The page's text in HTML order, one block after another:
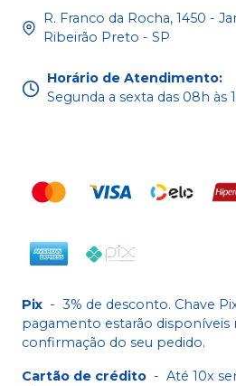
R. Franco da Rocha, 1450 -
Ribeirão Preto - SP
Horário de Atendimento:
Segunda a sexta das 08h às
Pix - 3% de desconto. Chave
pagamento estarão disponíveis
confirmação do seu pedido.
Cartão de crédito - Até 10x